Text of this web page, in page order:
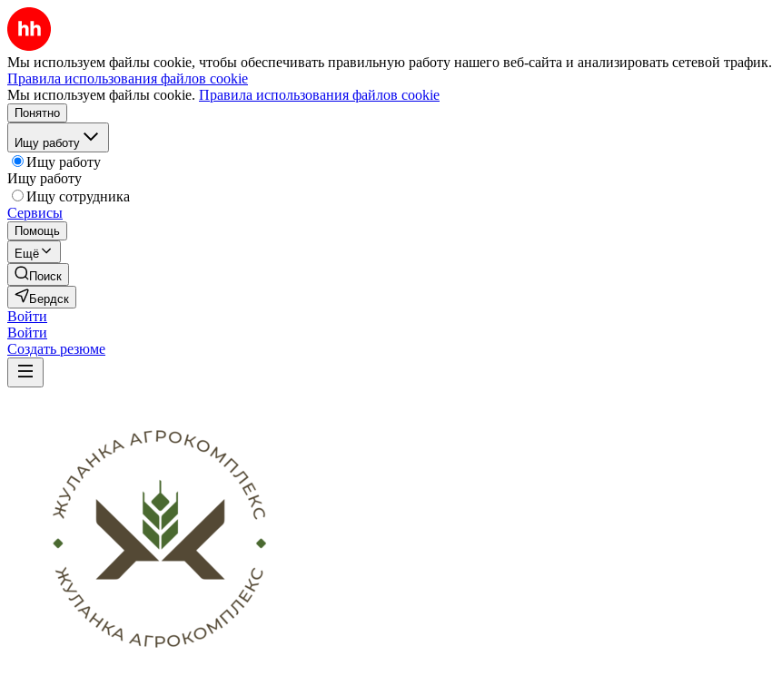
Мы используем файлы cookie, чтобы обеспечивать правильную работу нашего веб-сайта и анализировать сетевой трафик.
Правила использования файлов cookie
Мы используем файлы cookie. Правила использования файлов cookie
Понятно
Ищу работу
Ищу работу
Ищу работу
Ищу сотрудника
Сервисы
Помощь
Ещё
Поиск
Бердск
Войти
Войти
Создать резюме